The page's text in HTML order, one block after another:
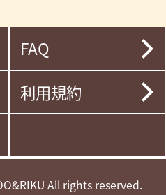
FAQ
利用規約
All rights reserved.